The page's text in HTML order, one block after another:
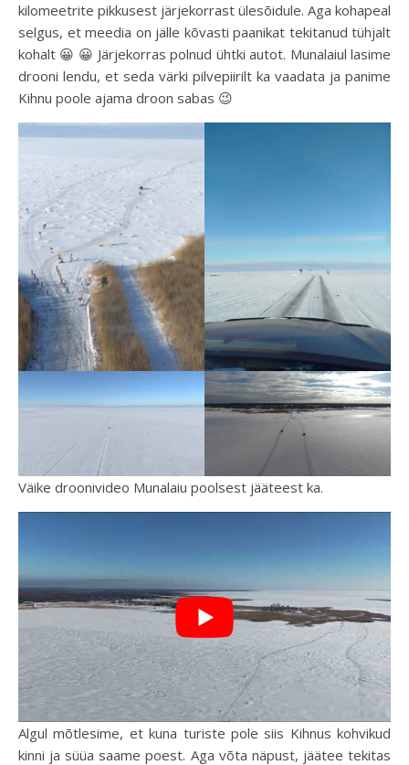
kilomeetrite pikkusest järjekorrast ülesõidule. Aga kohapeal
selgus, et meedia on jälle kõvasti paanikat tekitanud tühjalt
kohalt 😀 😀 Järjekorras polnud ühtki autot. Munalaiul lasime
drooni lendu, et seda värki pilvepiirilt ka vaadata ja panime
Kihnu poole ajama droon sabas 😉
Väike droonivideo Munalaiu poolsest jääteest ka.
Algul mõtlesime, et kuna turiste pole siis Kihnus kohvikud
kinni ja süüa saame poest. Aga võta näpust, jäätee tekitas